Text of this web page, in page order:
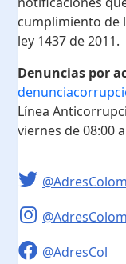
cumplimiento de
ley 1437 de 2011.
Denuncias por
Línea
viernes de 08:00
@AdresCol